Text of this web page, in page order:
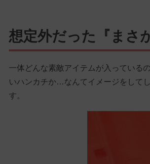
想定外だった『まさ
一体どんな素敵アイテムが入っている
いハンカチか…なんてイメージをして
す。